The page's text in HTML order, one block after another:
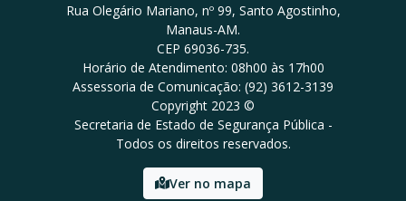
Rua Olegário Mariano, nº 99, Santo Agostinho,
Manaus-AM.
CEP 69036-735.
Horário de Atendimento: 08h00 às 17h00
Assessoria de Comunicação: (92) 3612-3139
Copyright 2023 ©
Secretaria de Estado de Segurança Pública -
Todos os direitos reservados.
Ver no mapa